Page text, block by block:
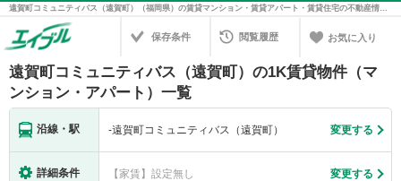
遠賀町コミュニティバス（遠賀町）（福岡県）の賃貸マンション・賃貸アパート・賃貸住宅の不動産情報を検索！不動産賃貸の物件探しは、お部屋探しのエイブル
保存条件 閲覧履歴 お気に入り
遠賀町コミュニティバス（遠賀町）の1K賃貸物件（マ
ンション・アパート）一覧
沿線・駅 -遠賀町コミュニティバス（遠賀町） 変更する
詳細条件 【家賃】設定無し 変更する